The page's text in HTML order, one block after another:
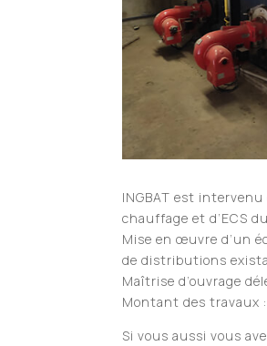
INGBAT est
chauffage et d’ECS
Mise en œuvre d’un
de distributions
Maîtrise d’ouvrage
Montant des travaux
Si vous aussi vous